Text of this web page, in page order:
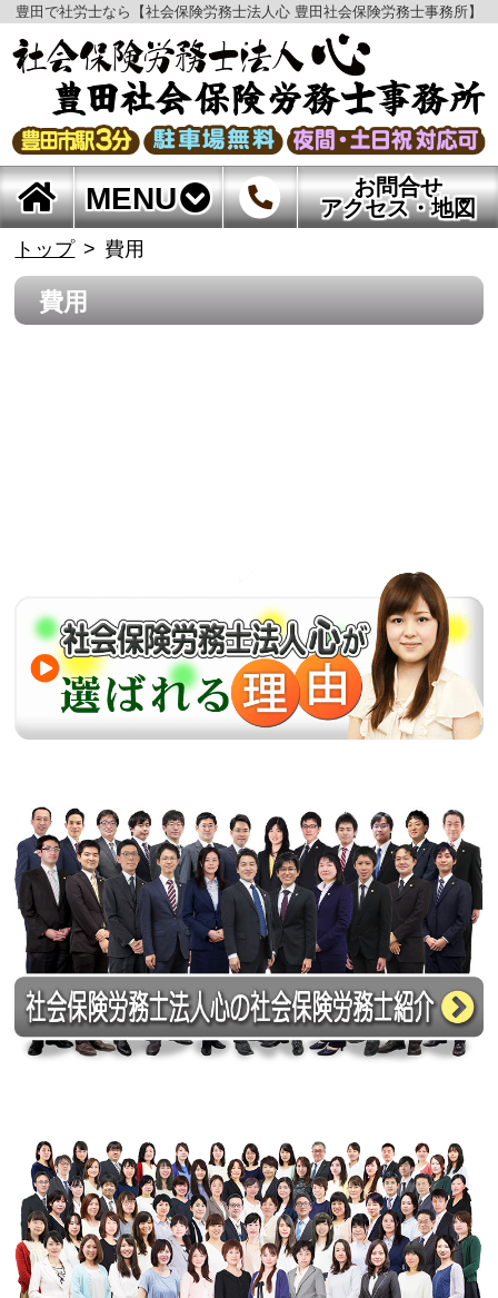
豊田で社労士なら【社会保険労務士法人心 豊田社会保険労務士事務所】
MENU
お問合せ
アクセス・地図
トップ 費用
費用